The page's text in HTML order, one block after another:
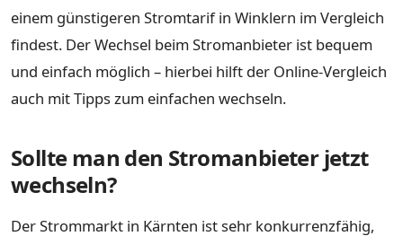
einem günstigeren Stromtarif in Winklern im Vergleich
findest. Der Wechsel beim Stromanbieter ist bequem
und einfach möglich – hierbei hilft der Online-Vergleich
auch mit Tipps zum einfachen wechseln.
Sollte man den Stromanbieter jetzt
wechseln?
Der Strommarkt in Kärnten ist sehr konkurrenzfähig,